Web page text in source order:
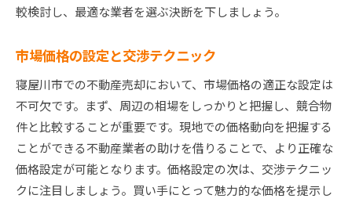
較検討し、最適な業者を選ぶ決断を下しましょう。
市場価格の設定と交渉テクニック
寝屋川市での不動産売却において、市場価格の適正な設定は
不可欠です。まず、周辺の相場をしっかりと把握し、競合物
件と比較することが重要です。現地での価格動向を把握する
ことができる不動産業者の助けを借りることで、より正確な
価格設定が可能となります。価格設定の次は、交渉テクニッ
クに注目しましょう。買い手にとって魅力的な価格を提示し